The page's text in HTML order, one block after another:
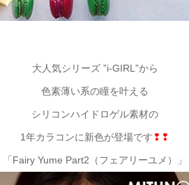
大人気シリーズ ”i-GIRL”から
色素薄い系の瞳を叶える
シリコンハイドロゲル素材の
1年カラコンに新色が登場です❢❢
「Fairy Yume Part2（フェアリーユメ）」